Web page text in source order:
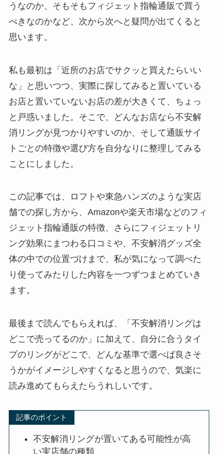
うなのか、そもそもフィジェット指輪通販で買う
べきなのかなど、次から次へと疑問が出てくると
思います。
私も最初は「近所のお店でサクッと買えたらいい
な」と思いつつ、実際に探してみると置いている
お店と置いていないお店の差が大きくて、ちょっ
と戸惑いました。そこで、どんなお店なら不安解
消リングが見つかりやすいのか、そして通販サイ
トごとの特徴や選び方を自分なりに整理してみる
ことにしました。
この記事では、ロフトや東急ハンズのような実店
舗での探し方から、Amazonや楽天市場などのフィ
ジェット指輪通販の特徴、さらにフィジェットリ
ング効果にまつわる口コミや、不安解消グッズ全
体の中での位置づけまで、私が気になって調べた
り使ってみたりした内容を一つずつまとめていき
ます。
最後まで読んでもらえれば、「不安解消リングは
どこで売ってるのか」に加えて、自分に合うタイ
プのリングがどこで、どんな基準で選べば良さそ
うかがイメージしやすくなると思うので、気楽に
読み進めてもらえたらうれしいです。
記事のポイント
不安解消リングが置いてある可能性が高
い実店舗の種類